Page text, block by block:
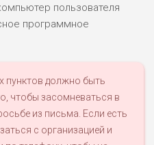
пользователя
программное
пунктов должно быть
чтобы засомневаться в
из письма. Если есть
с организацией и